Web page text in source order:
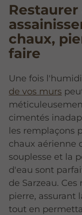
Restaurer
chaux,
faire
Une fois
de vos murs
cimentés
les remplaçons
chaux aérienne
souplesse et la
d'eau sont
de Sarzeau.
pierre, assurant
tout en